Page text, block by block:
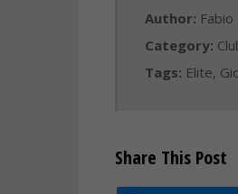
Author: Fabio
Category:
Tags: Elite,
Share This Post